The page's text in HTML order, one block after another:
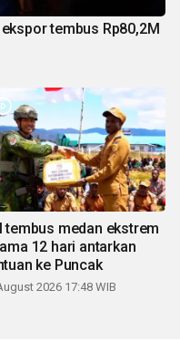
tembus Rp80,2M
tembus medan ekstrem
12 hari antarkan
ke Puncak
2026 17:48 WIB